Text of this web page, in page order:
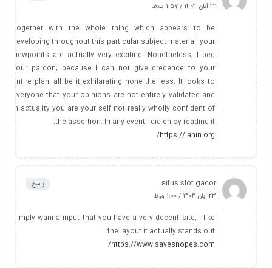
22 آبان 1404 / 1:57 ب.ظ
Together with the whole thing which appears to be
developing throughout this particular subject material, your
viewpoints are actually very exciting. Nonetheless, I beg
your pardon, because I can not give credence to your
entire plan, all be it exhilarating none the less. It looks to
everyone that your opinions are not entirely validated and
in actuality you are your self not really wholly confident of
the assertion. In any event I did enjoy reading it.
https://lanin.org/
situs slot gacor
23 آبان 1404 / 1:00 ق.ظ
پاسخ
Simply wanna input that you have a very decent site, I like
the layout it actually stands out.
https://www.savesnopes.com/